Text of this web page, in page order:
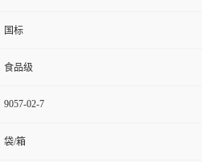
国标
食品级
9057-02-7
袋/箱